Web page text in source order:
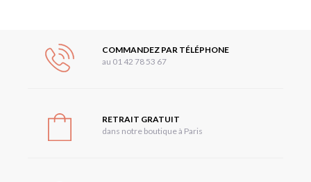
COMMANDEZ PAR TÉLÉPHONE
au 01 42 78 53 67
RETRAIT GRATUIT
dans notre boutique à Paris